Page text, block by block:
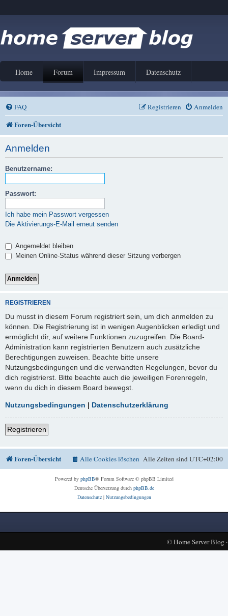
Home Forum Impressum Datenschutz
FAQ Anmelden
Registrieren
Foren-Übersicht
Anmelden
Benutzername:
Passwort:
Ich habe mein Passwort vergessen
Die Aktivierungs-E-Mail erneut senden
Angemeldet bleiben
Meinen Online-Status während dieser Sitzung verbergen
REGISTRIEREN
Du musst in diesem Forum registriert sein, um dich anmelden zu
können. Die Registrierung ist in wenigen Augenblicken erledigt und
ermöglicht dir, auf weitere Funktionen zuzugreifen. Die Board-
Administration kann registrierten Benutzern auch zusätzliche
Berechtigungen zuweisen. Beachte bitte unsere
Nutzungsbedingungen und die verwandten Regelungen, bevor du
dich registrierst. Bitte beachte auch die jeweiligen Forenregeln,
wenn du dich in diesem Board bewegst.
Nutzungsbedingungen | Datenschutzerklärung
Registrieren
Foren-Übersicht Alle Zeiten sindUTC+02:00
Alle Cookies löschen
Powered by phpBB® Forum Software © phpBB Limited
Deutsche Übersetzung durch phpBB.de
Datenschutz| Nutzungsbedingungen
©Home Server Blog